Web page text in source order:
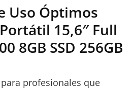
Uso Óptimos
15,6″ Full
8GB SSD 256GB
profesionales que